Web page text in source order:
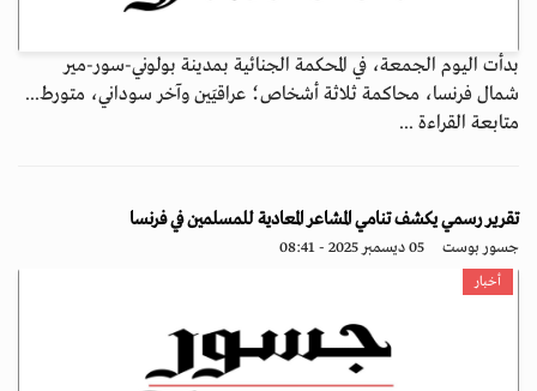
بدأت اليوم الجمعة، في المحكمة الجنائية بمدينة بولوني-سور-مير
شمال فرنسا، محاكمة ثلاثة أشخاص؛ عراقيَين وآخر سوداني، متورط...
متابعة القراءة ...
تقرير رسمي يكشف تنامي المشاعر المعادية للمسلمين في فرنسا
جسور بوست 05 ديسمبر 2025 - 08:41
أخبار